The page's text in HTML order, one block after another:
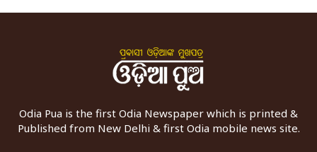
Odia Pua is the first Odia Newspaper which is printed &
Published from New Delhi & first Odia mobile news site.